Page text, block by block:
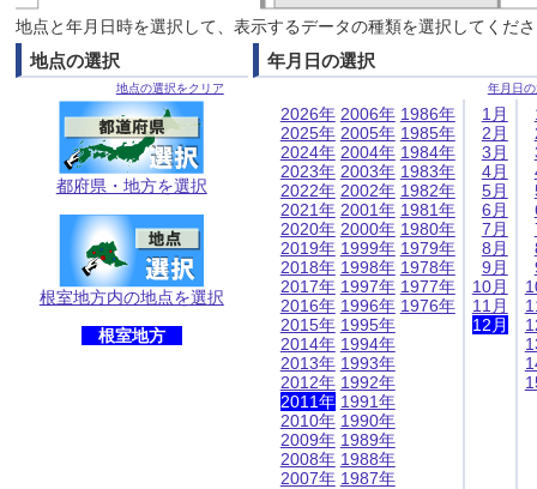
地点と年月日時を選択して、表示するデータの種類を選択してくだ
地点の選択
地点の選択をクリア
都府県・地方を選択
根室地方内の地点を選択
根室地方
年月日の選択
年月日
2026年
2025年
2024年
2023年
2022年
2021年
2020年
2019年
2018年
2017年
2016年
2015年
2014年
2013年
2012年
2011年
2010年
2009年
2008年
2007年
2006年
2005年
2004年
2003年
2002年
2001年
2000年
1999年
1998年
1997年
1996年
1995年
1994年
1993年
1992年
1991年
1990年
1989年
1988年
1987年
1986年
1985年
1984年
1983年
1982年
1981年
1980年
1979年
1978年
1977年
1976年
1月
2月
3月
4月
5月
6月
7月
8月
9月
10月
11月
12月